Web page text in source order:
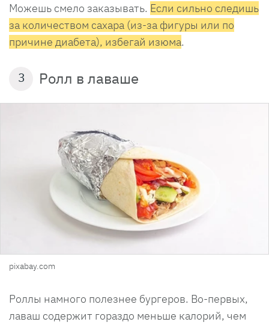
Можешь смело заказывать. Если сильно следишь
за количеством сахара (из-за фигуры или по
причине диабета), избегай изюма.
3 Ролл в лаваше
pixabay.com
Роллы намного полезнее бургеров. Во-первых,
лаваш содержит гораздо меньше калорий, чем